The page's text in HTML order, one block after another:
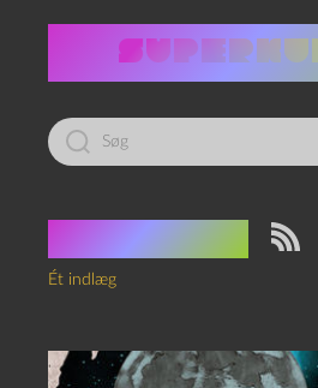
Led
efter:
tåger
Ét indlæg